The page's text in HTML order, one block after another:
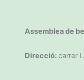
Assemblea de
Direcció: carrer